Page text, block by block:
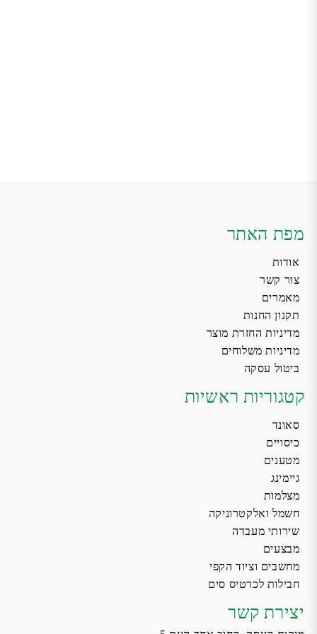
מפת האתר
אודות
צור קשר
מאמרים
תקנון החנות
מדיניות החזרת מוצר
מדיניות משלוחים
ביטול עסקה
קטגוריות ראשיות
סאונד
כיסויים
מטענים
גיימינג
מצלמות
חשמל ואלקטרוניקה
שירותי מעבדה
מבצעים
מחשבים וציוד הקפי
חבילות לכרטיס סים
יצירת קשר